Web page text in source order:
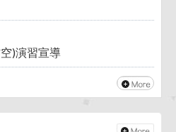
)演習宣導